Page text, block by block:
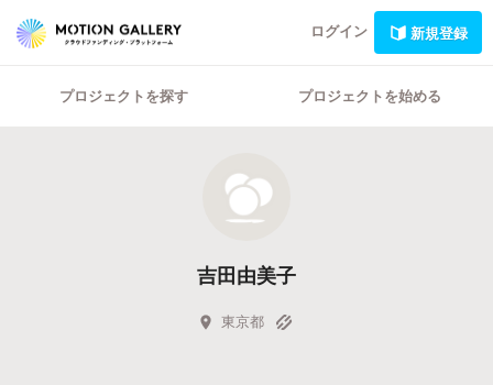
ログイン 新規登録
プロジェクトを探す プロジェクトを始める
吉田由美子
東京都